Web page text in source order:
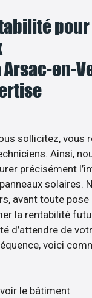
en-
sollicitez, vous
Ainsi,
précisément
solaires.
avant toute pose
la rentabilité
d’attendre de
voici
le bâtiment